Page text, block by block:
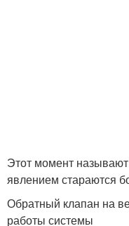
Этот момент
явлением стараются
Обратный клапан на
работы системы